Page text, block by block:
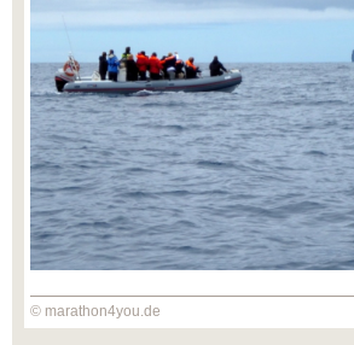
© marathon4you.de